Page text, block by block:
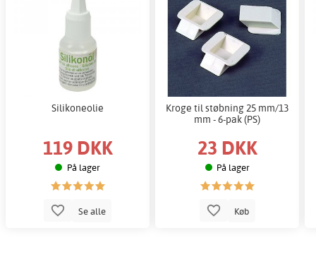
Silikoneolie
119 DKK
På lager
Se alle
Kroge til støbning 25 mm/13
mm - 6-pak (PS)
23 DKK
På lager
Køb